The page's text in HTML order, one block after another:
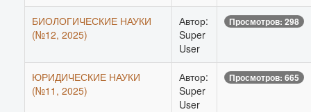
БИОЛОГИЧЕСКИЕ НАУКИ
(№12, 2025)
Автор:
Super
User
Просмотров: 298
ЮРИДИЧЕСКИЕ НАУКИ
(№11, 2025)
Автор:
Super
User
Просмотров: 665